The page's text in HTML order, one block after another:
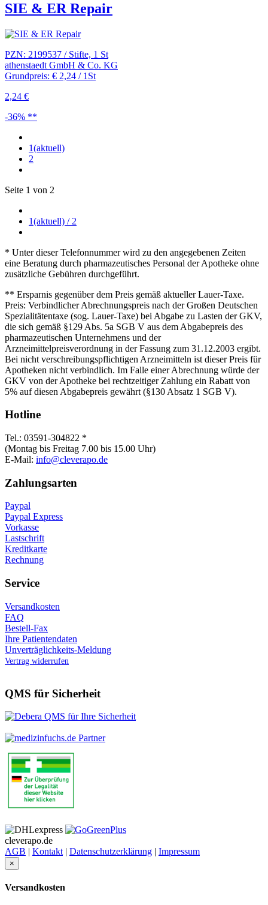
SIE & ER Repair
PZN: 2199537 / Stifte, 1 St
athenstaedt GmbH & Co. KG
Grundpreis: € 2,24 / 1St
2,24 €
-36% **
1(aktuell)
2
Seite 1 von 2
1(aktuell) / 2
* Unter dieser Telefonnummer wird zu den angegebenen Zeiten
eine Beratung durch pharmazeutisches Personal der Apotheke ohne
zusätzliche Gebühren durchgeführt.
** Ersparnis gegenüber dem Preis gemäß aktueller Lauer-Taxe.
Preis: Verbindlicher Abrechnungspreis nach der Großen Deutschen
Spezialitätentaxe (sog. Lauer-Taxe) bei Abgabe zu Lasten der GKV,
die sich gemäß §129 Abs. 5a SGB V aus dem Abgabepreis des
pharmazeutischen Unternehmens und der
Arzneimittelpreisverordnung in der Fassung zum 31.12.2003 ergibt.
Bei nicht verschreibungspflichtigen Arzneimitteln ist dieser Preis für
Apotheken nicht verbindlich. Im Falle einer Abrechnung würde der
GKV von der Apotheke bei rechtzeitiger Zahlung ein Rabatt von
5% auf diesen Abgabepreis gewährt (§130 Absatz 1 SGB V).
Hotline
Tel.: 03591-304822 *
(Montag bis Freitag 7.00 bis 15.00 Uhr)
E-Mail: info@cleverapo.de
Zahlungsarten
Paypal
Paypal Express
Vorkasse
Lastschrift
Kreditkarte
Rechnung
Service
Versandkosten
FAQ
Bestell-Fax
Ihre Patientendaten
Unverträglichkeits-Meldung
Vertrag widerrufen
QMS für Sicherheit
cleverapo.de
AGB | Kontakt | Datenschutzerklärung | Impressum
×
Versandkosten